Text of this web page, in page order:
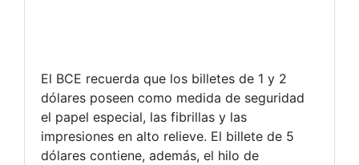
El BCE recuerda que los billetes de 1 y 2
dólares poseen como medida de seguridad
el papel especial, las fibrillas y las
impresiones en alto relieve. El billete de 5
dólares contiene, además, el hilo de